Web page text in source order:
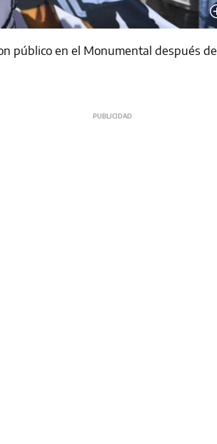
público en el Monumental después de